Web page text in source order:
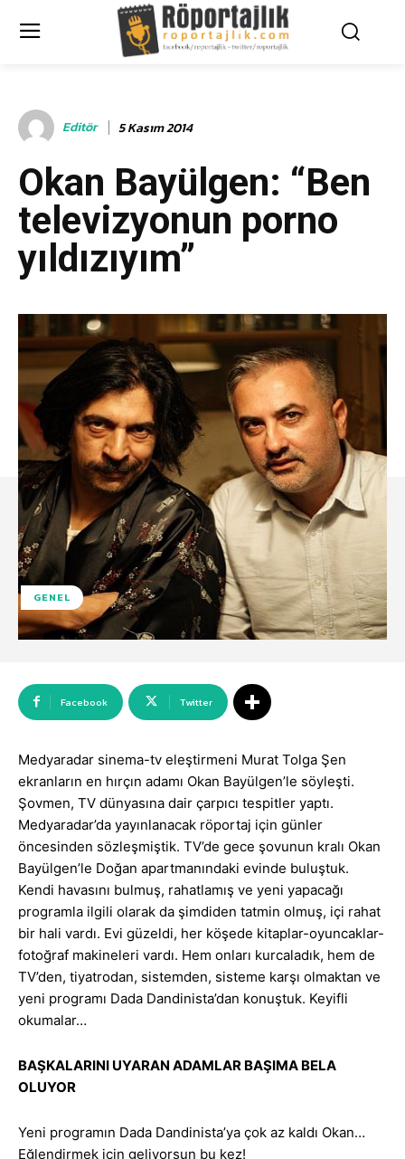
Editör 5 Kasım 2014
Okan Bayülgen: “Ben
televizyonun porno
yıldızıyım”
GENEL
Facebook Twitter
Medyaradar sinema-tv eleştirmeni Murat Tolga Şen
ekranların en hırçın adamı Okan Bayülgen’le söyleşti.
Şovmen, TV dünyasına dair çarpıcı tespitler yaptı.
Medyaradar’da yayınlanacak röportaj için günler
öncesinden sözleşmiştik. TV’de gece şovunun kralı Okan
Bayülgen’le Doğan apartmanındaki evinde buluştuk.
Kendi havasını bulmuş, rahatlamış ve yeni yapacağı
programla ilgili olarak da şimdiden tatmin olmuş, içi rahat
bir hali vardı. Evi güzeldi, her köşede kitaplar-oyuncaklar-
fotoğraf makineleri vardı. Hem onları kurcaladık, hem de
TV’den, tiyatrodan, sistemden, sisteme karşı olmaktan ve
yeni programı Dada Dandinista’dan konuştuk. Keyifli
okumalar…
BAŞKALARINI UYARAN ADAMLAR BAŞIMA BELA
OLUYOR
Yeni programın Dada Dandinista’ya çok az kaldı Okan…
Eğlendirmek için geliyorsun bu kez!